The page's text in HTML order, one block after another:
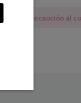
tener precaución al